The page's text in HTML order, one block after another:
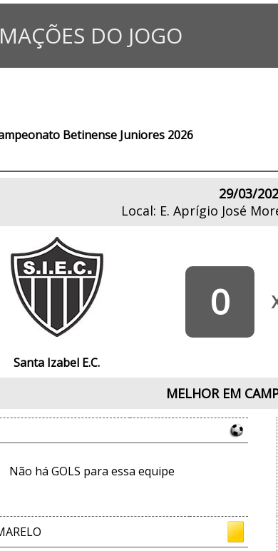
DO JOGO
Betinense Juniores 2026
29/03/
Local: E. Aprígio José
Santa Izabel E.C.
0
MELHOR EM
Não há GOLS para essa equipe